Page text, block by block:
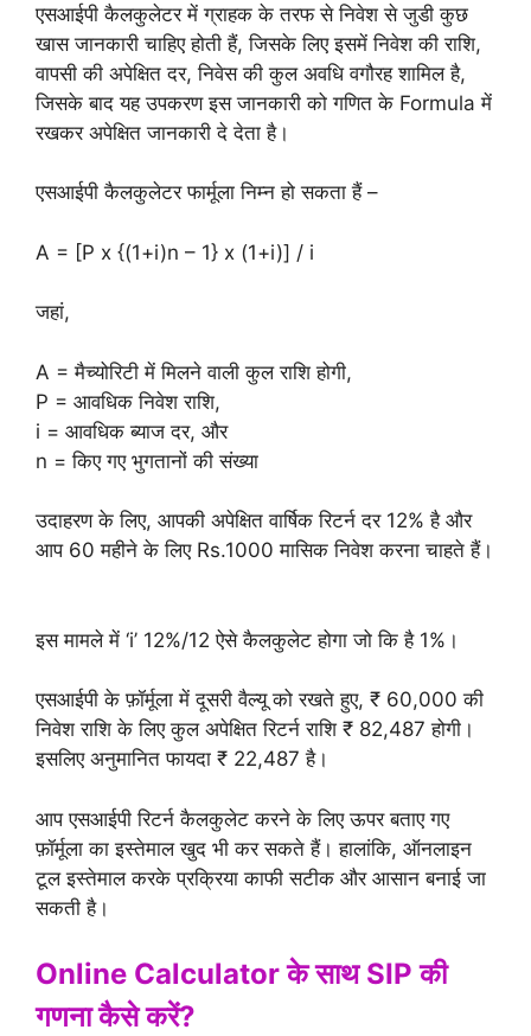
एसआईपी कैलकुलेटर में ग्राहक के तरफ से निवेश से जुडी कुछ
खास जानकारी चाहिए होती हैं, जिसके लिए इसमें निवेश की राशि,
वापसी की अपेक्षित दर, निवेस की कुल अवधि वगौरह शामिल है,
जिसके बाद यह उपकरण इस जानकारी को गणित के Formula में
रखकर अपेक्षित जानकारी दे देता है।
एसआईपी कैलकुलेटर फार्मूला निम्न हो सकता हैं –
A = [P x {(1+i)n – 1} x (1+i)] / i
जहां,
A = मैच्योरिटी में मिलने वाली कुल राशि होगी,
P = आवधिक निवेश राशि,
i = आवधिक ब्याज दर, और
n = किए गए भुगतानों की संख्या
उदाहरण के लिए, आपकी अपेक्षित वार्षिक रिटर्न दर 12% है और
आप 60 महीने के लिए Rs.1000 मासिक निवेश करना चाहते हैं।
इस मामले में ‘i’ 12%/12 ऐसे कैलकुलेट होगा जो कि है 1%।
एसआईपी के फ़ॉर्मूला में दूसरी वैल्यू को रखते हुए, ₹ 60,000 की
निवेश राशि के लिए कुल अपेक्षित रिटर्न राशि ₹ 82,487 होगी।
इसलिए अनुमानित फायदा ₹ 22,487 है।
आप एसआईपी रिटर्न कैलकुलेट करने के लिए ऊपर बताए गए
फ़ॉर्मूला का इस्तेमाल खुद भी कर सकते हैं। हालांकि, ऑनलाइन
टूल इस्तेमाल करके प्रक्रिया काफी सटीक और आसान बनाई जा
सकती है।
Online Calculator के साथ SIP की
गणना कैसे करें?